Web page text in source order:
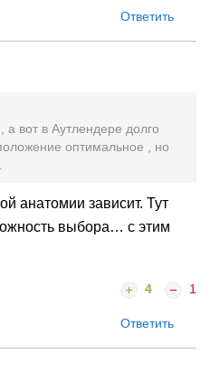
Ответить
а вот в Аутлендере долго
оптимальное , но
анатомии зависит. Тут
выбора… с этим
4 1
Ответить